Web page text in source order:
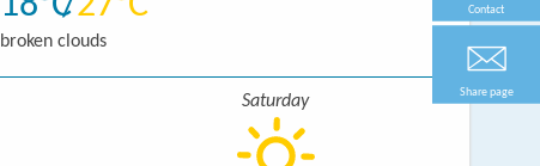
broken clouds
Saturday
Contact
Share page